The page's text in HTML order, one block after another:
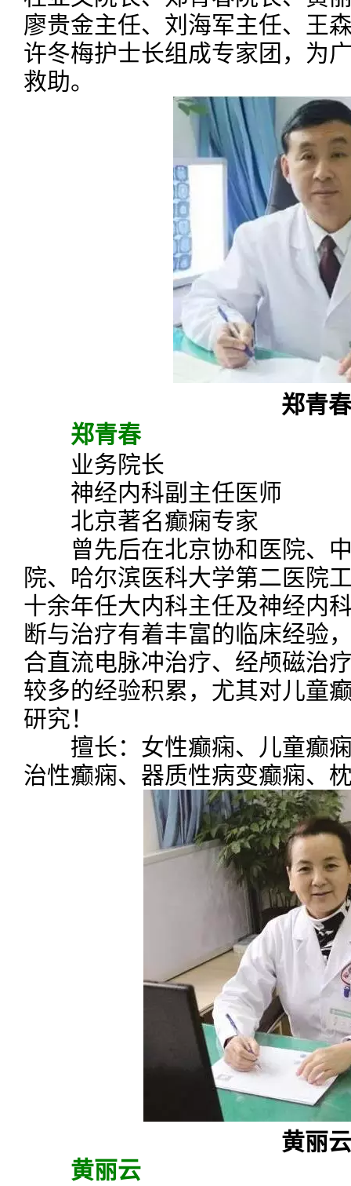
廖贵金主任、刘海军主任、王
许冬梅护士长组成专家团，为
救助。
郑青春
郑青春
业务院长
神经内科副主任医师
北京著名癫痫专家
曾先后在北京协和医院、中
院、哈尔滨医科大学第二医院
十余年任大内科主任及神经内
断与治疗有着丰富的临床经验
合直流电脉冲治疗、经颅磁治
较多的经验积累，尤其对儿童
研究！
擅长：女性癫痫、儿童癫痫
治性癫痫、器质性病变癫痫、
黄丽云
黄丽云